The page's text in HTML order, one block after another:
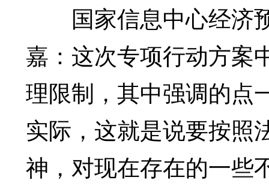
国家信息中心经济
嘉：这次专项行动方案
理限制，其中强调的点
实际，这就是说要按照
神，对现在存在的一些